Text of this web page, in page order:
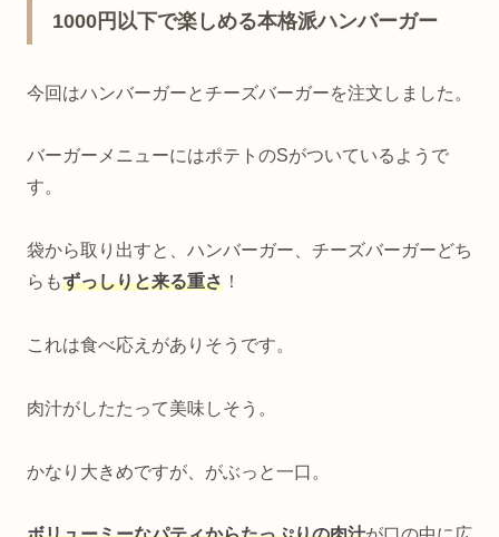
1000円以下で楽しめる本格派ハンバーガー
今回はハンバーガーとチーズバーガーを注文しました。
バーガーメニューにはポテトのSがついているようで
す。
袋から取り出すと、ハンバーガー、チーズバーガーどち
らもずっしりと来る重さ ！
これは食べ応えがありそうです。
肉汁がしたたって美味しそう。
かなり大きめですが、がぶっと一口。